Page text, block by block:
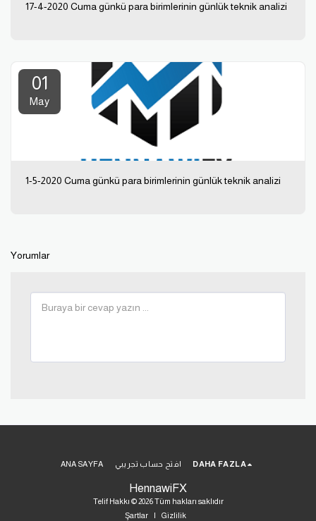
17-4-2020 Cuma günkü para birimlerinin günlük teknik analizi
01
May
1-5-2020 Cuma günkü para birimlerinin günlük teknik analizi
Yorumlar
HennawiFX
Telif Hakkı © 2026 Tüm hakları saklıdır
Şartlar| Gizlilik
ANA SAYFA افتح حساب تجريبي DAHA FAZLA